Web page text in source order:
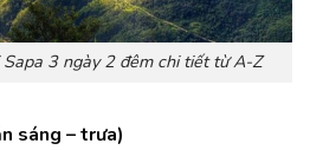
3 ngày 2 đêm chi tiết từ A-Z
sáng – trưa)